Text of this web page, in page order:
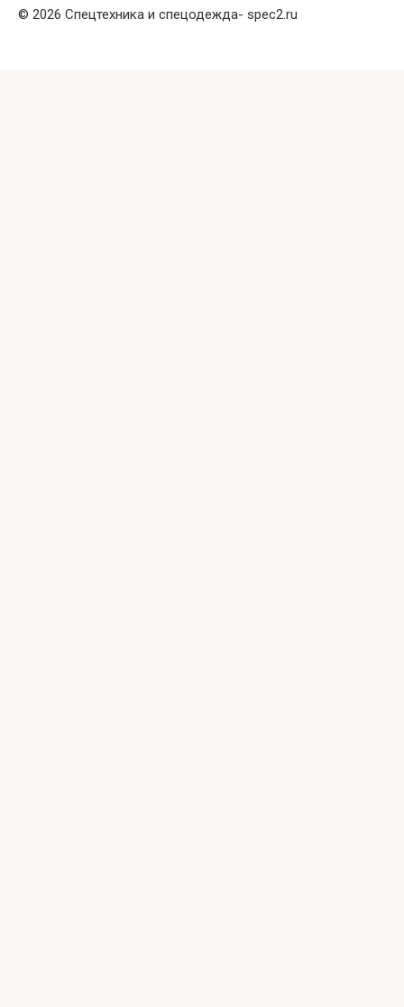
© 2026 Спецтехника и спецодежда- spec2.ru